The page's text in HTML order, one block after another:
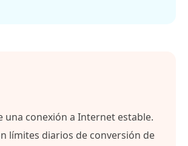
una conexión a Internet estable.
límites diarios de conversión de